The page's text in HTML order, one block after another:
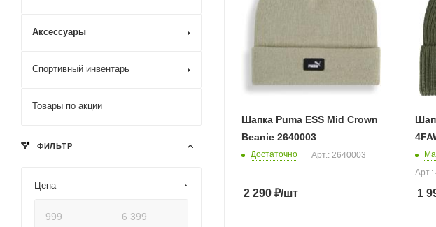
Шапка Puma ESS Mid Crown
Beanie 2640003
Достаточно Арт.: 2640003
2 290 ₽/шт
Арт.:
1
Аксессуары
Спортивный инвентарь
Товары по акции
ФИЛЬТР
Цена